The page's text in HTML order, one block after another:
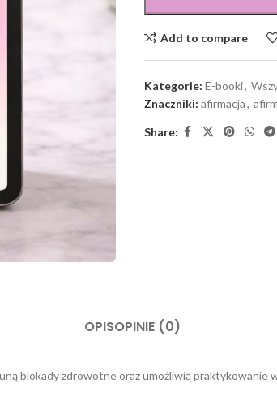
Add to compare
Kategorie: E-booki,
Znaczniki: afirmacja,
Share:
OPISOPINIE (0)
blokady zdrowotne oraz umożliwią praktykowanie